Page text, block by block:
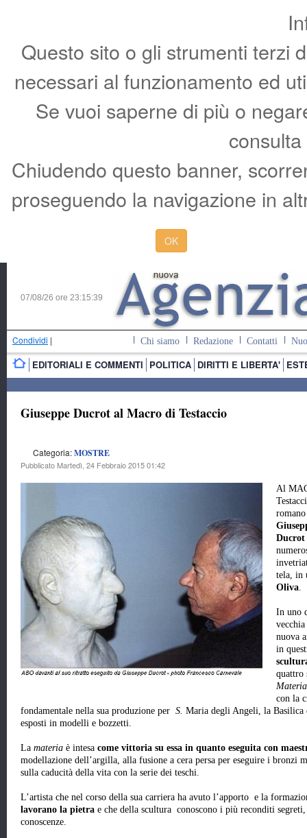
Questo sito o gli strumenti terzi
necessari al funzionamento ed
Se vuoi saperne di più o
Chiudendo questo banner,
proseguendo la navigazione in
OK
07/08/26 ore 23:15:40
Condividi | Chi siamo Redazione Contatti
EDITORIALI E COMMENTI POLITICA DIRITTI E LIBERTA'
Giuseppe Ducrot al Macro di Testaccio
Categoria:MOSTRE
Pubblicato Martedì, 24 Febbraio 2015 01:42
Al
romano
Ducrot
tela, in
Oliva.
In uno
vecchia
nuova
in
quattro
con la
fondamentale nella sua produzione per S. Maria degli Angeli, la
esposti in modelli e bozzetti.
La materia è intesa come vittoria su essa in quanto eseguita con
modellazione dell’argilla, alla fusione a cera persa per eseguire i bronzi
sulla caducità della vita con la serie dei teschi.
L’artista che nel corso della sua carriera ha avuto l’apporto e la
lavorano la pietra e che della scultura conoscono i più reconditi
conoscenze.